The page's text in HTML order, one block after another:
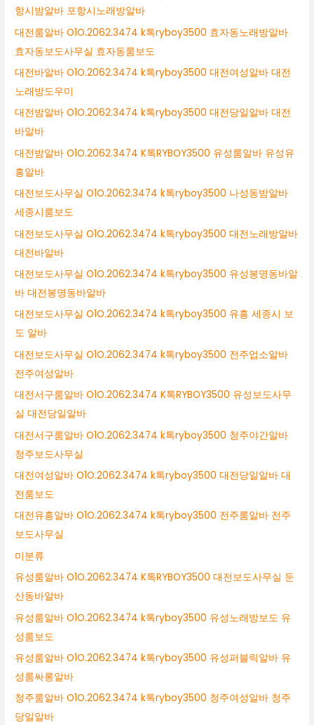
항시밤알바 포항시노래방알바
대전룸알바 O1O.2062.3474 k톡ryboy3500 효자동노래방알바
효자동보도사무실 효자동룸보도
대전바알바 O1O.2062.3474 k톡ryboy3500 대전여성알바 대전
노래방도우미
대전밤알바 O1O.2062.3474 k톡ryboy3500 대전당일알바 대전
바알바
대전밤알바 O1O.2062.3474 K톡RYBOY3500 유성룸알바 유성유
흥알바
대전보도사무실 O1O.2062.3474 k톡ryboy3500 나성동밤알바
세종시룸보도
대전보도사무실 O1O.2062.3474 k톡ryboy3500 대전노래방알바
대전바알바
대전보도사무실 O1O.2062.3474 k톡ryboy3500 유성봉명동바알
바 대전봉명동바알바
대전보도사무실 O1O.2062.3474 k톡ryboy3500 유흥 세종시 보
도 알바
대전보도사무실 O1O.2062.3474 k톡ryboy3500 전주업소알바
전주여성알바
대전서구룸알바 O1O.2062.3474 K톡RYBOY3500 유성보도사무
실 대전당일알바
대전서구룸알바 O1O.2062.3474 k톡ryboy3500 청주야간알바
청주보도사무실
대전여성알바 O1O.2062.3474 k톡ryboy3500 대전당일알바 대
전룸보도
대전유흥알바 O1O.2062.3474 k톡ryboy3500 전주룸알바 전주
보도사무실
미분류
유성룸알바 O1O.2062.3474 K톡RYBOY3500 대전보도사무실 둔
산동바알바
유성룸알바 O1O.2062.3474 k톡ryboy3500 유성노래방보도 유
성룸보도
유성룸알바 O1O.2062.3474 k톡ryboy3500 유성퍼블릭알바 유
성룸싸롱알바
청주룸알바 O1O.2062.3474 k톡ryboy3500 청주여성알바 청주
당일알바